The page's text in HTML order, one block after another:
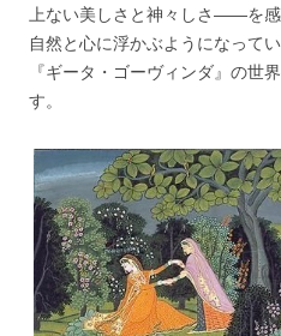
上ない美しさと神々しさ――を
自然と心に浮かぶようになって
『ギータ・ゴーヴィンダ』の世
す。